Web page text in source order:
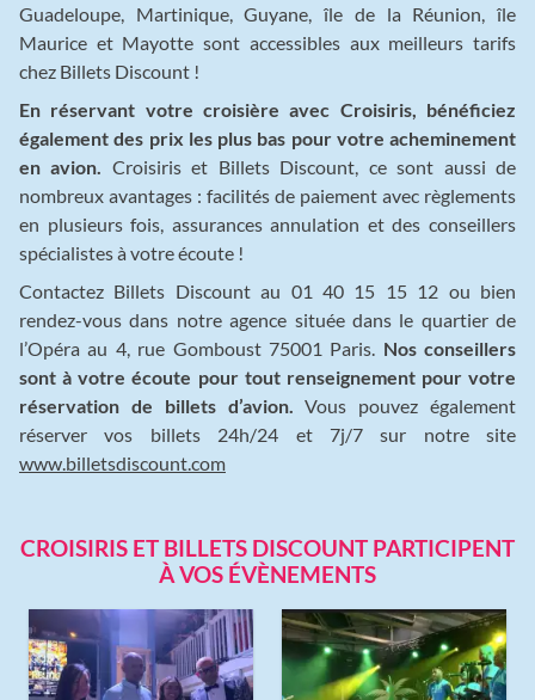
Guadeloupe, Martinique, Guyane, île de la Réunion, île
Maurice et Mayotte sont accessibles aux meilleurs tarifs
chez Billets Discount !
En réservant votre croisière avec Croisiris, bénéficiez
également des prix les plus bas pour votre acheminement
en avion.
Croisiris et Billets Discount, ce sont aussi de
nombreux avantages : facilités de paiement avec règlements
en plusieurs fois, assurances annulation et des conseillers
spécialistes à votre écoute !
Contactez Billets Discount au 01 40 15 15 12 ou bien
rendez-vous dans notre agence située dans le quartier de
l’Opéra au 4, rue Gomboust 75001 Paris. Nos conseillers
sont à votre écoute pour tout renseignement pour votre
réservation de billets d’avion.
Vous pouvez également
réserver vos billets 24h/24 et 7j/7 sur notre site
www.billetsdiscount.com
CROISIRIS ET BILLETS DISCOUNT PARTICIPENT
À VOS ÉVÈNEMENTS